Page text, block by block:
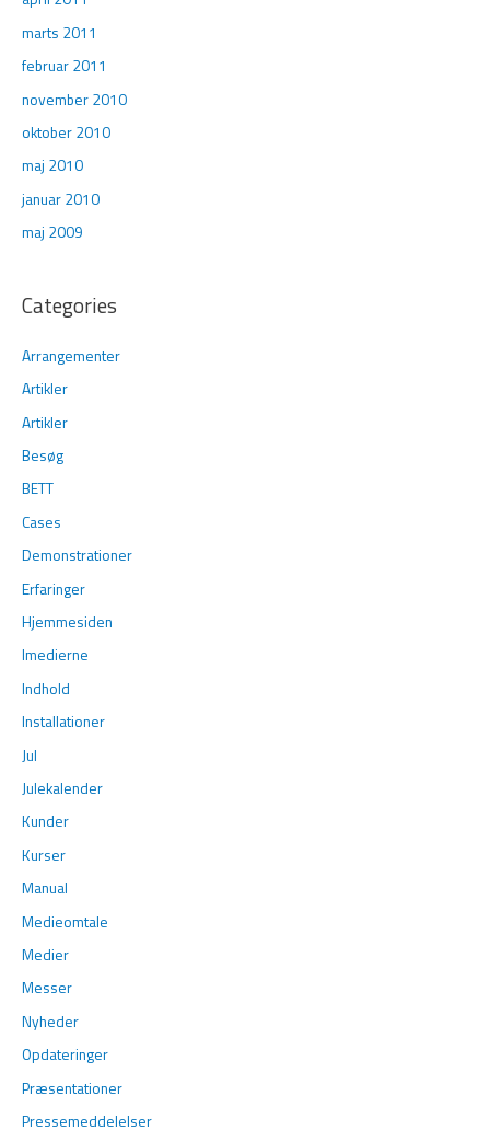
marts 2011
februar 2011
november 2010
oktober 2010
maj 2010
januar 2010
maj 2009
Categories
Arrangementer
Artikler
Artikler
Besøg
BETT
Cases
Demonstrationer
Erfaringer
Hjemmesiden
Imedierne
Indhold
Installationer
Jul
Julekalender
Kunder
Kurser
Manual
Medieomtale
Medier
Messer
Nyheder
Opdateringer
Præsentationer
Pressemeddelelser